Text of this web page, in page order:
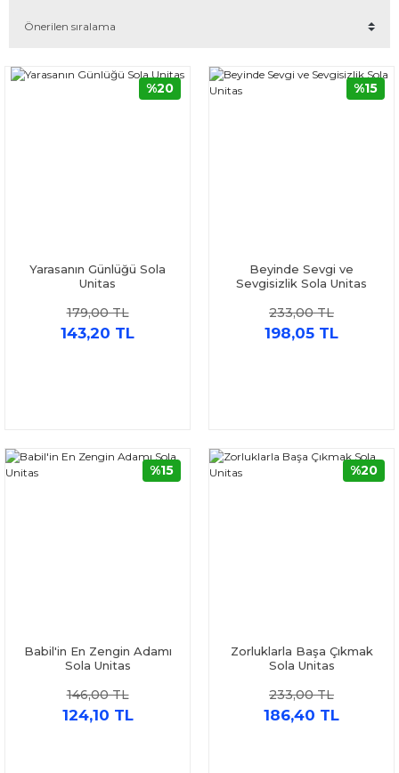
Yarasanın Günlüğü Sola
Unitas
179,00 TL
143,20 TL
%20
Beyinde Sevgi ve
Sevgisizlik Sola Unitas
233,00 TL
198,05 TL
%15
Babil'in En Zengin Adamı
Sola Unitas
146,00 TL
124,10 TL
%15
Zorluklarla Başa Çıkmak
Sola Unitas
233,00 TL
186,40 TL
%20